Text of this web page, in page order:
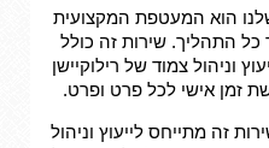
הוא המעטפת המקצועית
התהליך. שירות זה כולל
וניהול צמוד של רילוקיישן
זמן אישי לכל פרט ופרט.
זה מתייחס לייעוץ וניהול